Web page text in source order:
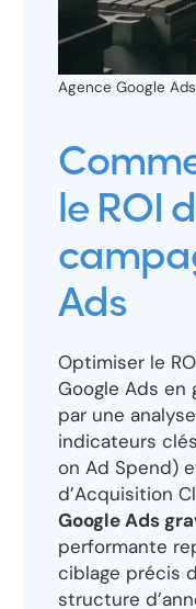
Agence Google
le ROI
Ads
Optimiser le
Google Ads en
par une
indicateurs
on Ad Spend)
d’Acquisition
Google Ads
performante
ciblage précis
structure